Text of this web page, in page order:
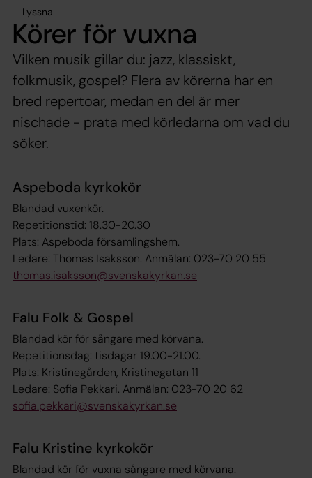
Lyssna
Körer för vuxna
Vilken musik gillar du: jazz, klassiskt,
folkmusik, gospel? Flera av körerna har en
bred repertoar, medan en del är mer
nischade - prata med körledarna om vad du
söker.
Aspeboda kyrkokör
Blandad vuxenkör.
Repetitionstid: 18.30-20.30
Plats: Aspeboda församlingshem.
Ledare: Thomas Isaksson. Anmälan: 023-70 20 55
thomas.isaksson@svenskakyrkan.se
Falu Folk & Gospel
Blandad kör för sångare med körvana.
Repetitionsdag: tisdagar 19.00-21.00.
Plats: Kristinegården, Kristinegatan 11
Ledare: Sofia Pekkari. Anmälan: 023-70 20 62
sofia.pekkari@svenskakyrkan.se
Falu Kristine kyrkokör
Blandad kör för vuxna sångare med körvana.